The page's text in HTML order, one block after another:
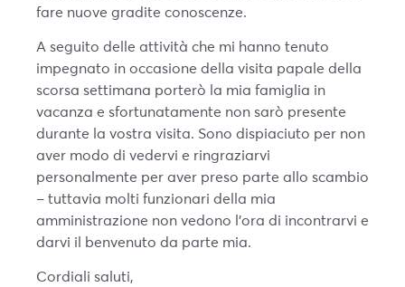
fare nuove gradite conoscenze.
A seguito delle attività che mi hanno tenuto
impegnato in occasione della visita papale della
scorsa settimana porterò la mia famiglia in
vacanza e sfortunatamente non sarò presente
durante la vostra visita. Sono dispiaciuto per non
aver modo di vedervi e ringraziarvi
personalmente per aver preso parte allo scambio
– tuttavia molti funzionari della mia
amministrazione non vedono l’ora di incontrarvi e
darvi il benvenuto da parte mia.
Cordiali saluti,